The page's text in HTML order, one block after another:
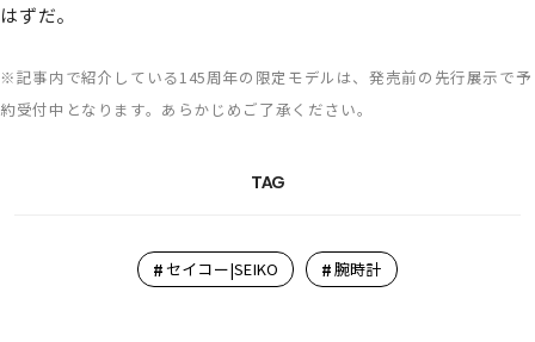
はずだ。
※記事内で紹介している145周年の限定モデルは、発売前の先行展示で予
約受付中となります。あらかじめご了承ください。
TAG
# セイコー|SEIKO #腕時計